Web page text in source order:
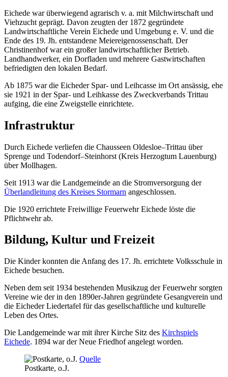
Eichede war überwiegend agrarisch v. a. mit Milchwirtschaft und
Viehzucht geprägt. Davon zeugten der 1872 gegründete
Landwirtschaftliche Verein Eichede und Umgebung e. V. und die
Ende des 19. Jh. entstandene Meiereigenossenschaft. Der
Christinenhof war ein großer landwirtschaftlicher Betrieb.
Landhandwerker, ein Dorfladen und mehrere Gastwirtschaften
befriedigten den lokalen Bedarf.
Ab 1875 war die Eicheder Spar- und Leihcasse im Ort ansässig, ehe
sie 1921 in der Spar- und Leihkasse des Zweckverbands Trittau
aufging, die eine Zweigstelle einrichtete.
Infrastruktur
Durch Eichede verliefen die Chausseen Oldesloe–Trittau über
Sprenge und Todendorf–Steinhorst (Kreis Herzogtum Lauenburg)
über Mollhagen.
Seit 1913 war die Landgemeinde an die Stromversorgung der
Überlandleitung des Kreises Stormarn angeschlossen.
Die 1920 errichtete Freiwillige Feuerwehr Eichede löste die
Pflichtwehr ab.
Bildung, Kultur und Freizeit
Die Kinder konnten die Anfang des 17. Jh. errichtete Volksschule in
Eichede besuchen.
Neben dem seit 1934 bestehenden Musikzug der Feuerwehr sorgten
Vereine wie der in den 1890er-Jahren gegründete Gesangverein und
die Eicheder Liedertafel für das gesellschaftliche und kulturelle
Leben des Ortes.
Die Landgemeinde war mit ihrer Kirche Sitz des Kirchspiels
Eichede. 1894 war der Neue Friedhof angelegt worden.
Quelle
Postkarte, o.J.